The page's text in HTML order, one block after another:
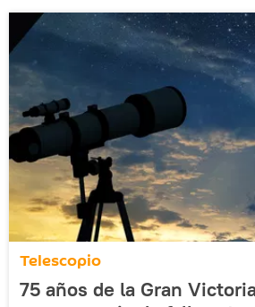
Telescopio
75 años de la Gran